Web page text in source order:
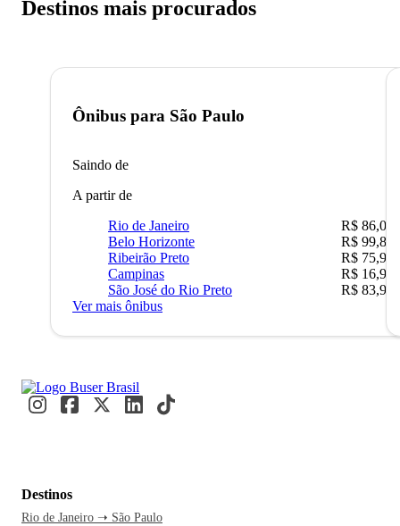
Destinos mais procurados
Ônibus para São Paulo
Saindo de
A partir de
Rio de Janeiro
R$ 86,00
Belo Horizonte
R$ 99,89
Ribeirão Preto
R$ 75,90
Campinas
R$ 16,90
São José do Rio Preto
R$ 83,90
Ver mais ônibus
Destinos
Rio de Janeiro ➝ São Paulo